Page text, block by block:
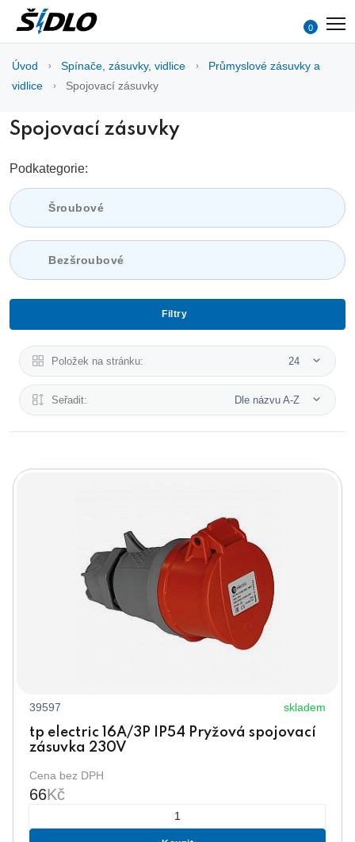
0
Úvod Spínače, zásuvky, vidlice
Průmyslové zásuvky a
vidlice
Spojovací zásuvky
Spojovací zásuvky
Podkategorie:
Šroubové
Bezšroubové
Filtry
Položek na stránku: 24
Seřadit: Dle názvu A-Z
39597 skladem
tp electric 16A/3P IP54 Pryžová spojovací
zásuvka 230V
Cena bez DPH
66Kč